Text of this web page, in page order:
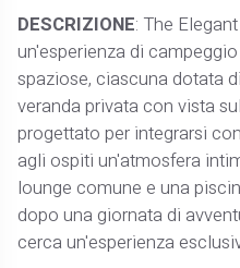
DESCRIZIONE: The
un'esperienza di
spaziose, ciascuna dotata
veranda privata con vista
progettato per integrarsi
agli ospiti un'atmosfera
lounge comune e una
dopo una giornata di
cerca un'esperienza